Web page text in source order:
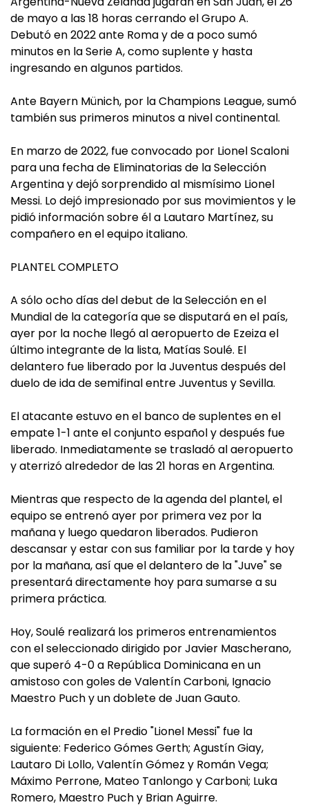
de mayo a las 18 horas cerrando el Grupo A.
Debutó en 2022 ante Roma y de a poco sumó
minutos en la Serie A, como suplente y hasta
ingresando en algunos partidos.
Ante Bayern Münich, por la Champions League, sumó
también sus primeros minutos a nivel continental.
En marzo de 2022, fue convocado por Lionel Scaloni
para una fecha de Eliminatorias de la Selección
Argentina y dejó sorprendido al mismísimo Lionel
Messi. Lo dejó impresionado por sus movimientos y le
pidió información sobre él a Lautaro Martínez, su
compañero en el equipo italiano.
PLANTEL COMPLETO
A sólo ocho días del debut de la Selección en el
Mundial de la categoría que se disputará en el país,
ayer por la noche llegó al aeropuerto de Ezeiza el
último integrante de la lista, Matías Soulé. El
delantero fue liberado por la Juventus después del
duelo de ida de semifinal entre Juventus y Sevilla.
El atacante estuvo en el banco de suplentes en el
empate 1-1 ante el conjunto español y después fue
liberado. Inmediatamente se trasladó al aeropuerto
y aterrizó alrededor de las 21 horas en Argentina.
Mientras que respecto de la agenda del plantel, el
equipo se entrenó ayer por primera vez por la
mañana y luego quedaron liberados. Pudieron
descansar y estar con sus familiar por la tarde y hoy
por la mañana, así que el delantero de la "Juve" se
presentará directamente hoy para sumarse a su
primera práctica.
Hoy, Soulé realizará los primeros entrenamientos
con el seleccionado dirigido por Javier Mascherano,
que superó 4-0 a República Dominicana en un
amistoso con goles de Valentín Carboni, Ignacio
Maestro Puch y un doblete de Juan Gauto.
La formación en el Predio "Lionel Messi" fue la
siguiente: Federico Gómes Gerth; Agustín Giay,
Lautaro Di Lollo, Valentín Gómez y Román Vega;
Máximo Perrone, Mateo Tanlongo y Carboni; Luka
Romero, Maestro Puch y Brian Aguirre.